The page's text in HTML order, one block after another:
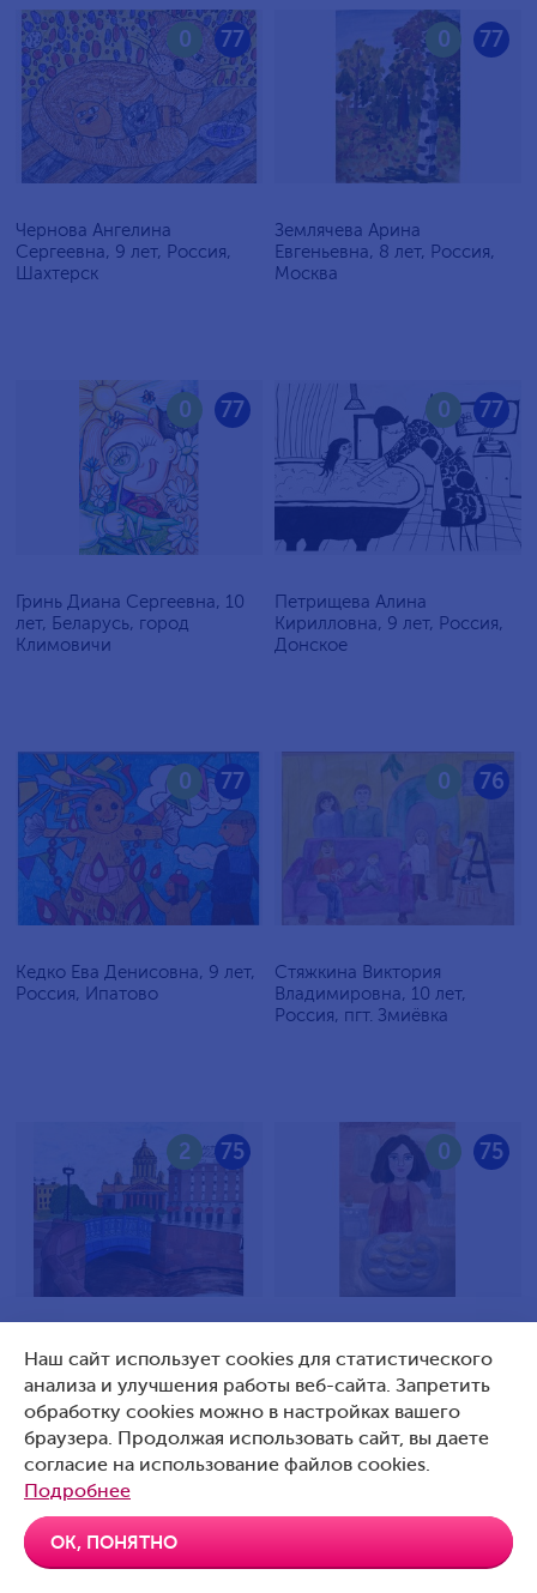
77
0
Чернова Ангелина
Сергеевна, 9 лет, Россия,
Шахтерск
77
0
Землячева Арина
Евгеньевна, 8 лет, Россия,
Москва
77
0
Гринь Диана Сергеевна, 10
лет, Беларусь, город
Климовичи
77
0
Петрищева Алина
Кирилловна, 9 лет, Россия,
Донское
77
0
Кедко Ева Денисовна, 9 лет,
Россия, Ипатово
76
0
Стяжкина Виктория
Владимировна, 10 лет,
Россия, пгт. Змиёвка
75
2
9 лет, Россия, Санкт-
Петербург
75
0
Александровна, 10 лет,
Россия, Г. Подольск
75
0 75
0
Наш сайт использует cookies для статистического
анализа и улучшения работы веб-сайта. Запретить
обработку cookies можно в настройках вашего
браузера. Продолжая использовать сайт, вы даете
согласие на использование файлов cookies.
Подробнее
ОК, ПОНЯТНО